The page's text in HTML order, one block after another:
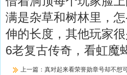
满是杂草和树林里，
伸的长度，其他玩家
6老复古传奇，看虹
上一篇： 真对起来看荣誉勋章号却不想